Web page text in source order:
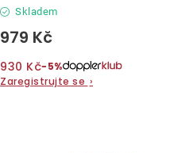
Skladem
979 Kč
930 Kč−5%
Zaregistrujte se ›